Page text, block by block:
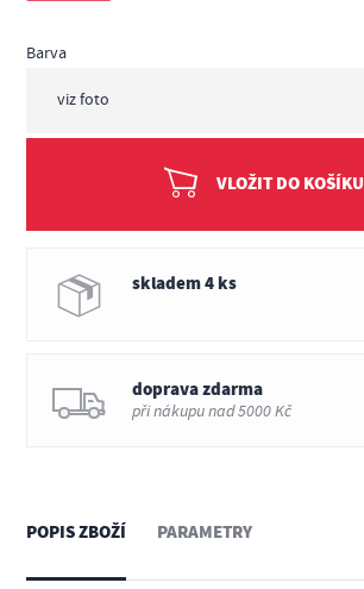
Barva
VLOŽIT DO KOŠÍKU
skladem 4 ks
doprava zdarma
při nákupu nad 5000 Kč
POPIS ZBOŽÍ PARAMETRY